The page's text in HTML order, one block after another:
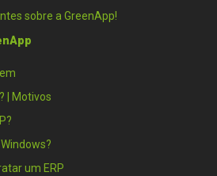
sobre a GreenApp!
| Motivos
um ERP